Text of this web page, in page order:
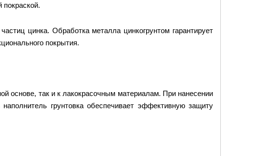
цинка. Обработка металла цинкогрунтом гарантирует
покрытия.
основе, так и к лакокрасочным материалам. При нанесении
грунтовка обеспечивает эффективную защиту